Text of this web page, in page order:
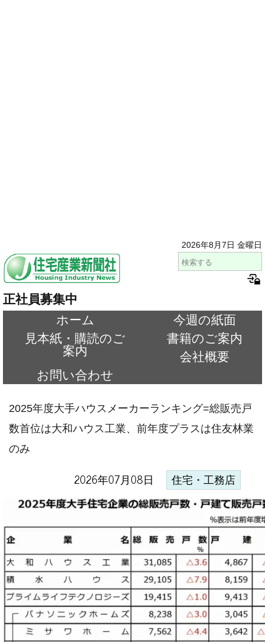
2026年8月7日 金曜日
正社員募集中
ホーム
今週の紙面
見本紙・購読のご
案内
書籍のご案内
会社概要
お問い合わせ
2025年度大手ハウスメーカーランキング=総販売戸
数首位は大和ハウス工業、前年度プラスは住友林業
のみ
2026年07月08日 住宅・工務店